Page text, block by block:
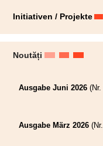
Initiativen / Projekte
Noutăți
Ausgabe Juni 2026
Ausgabe März 2026